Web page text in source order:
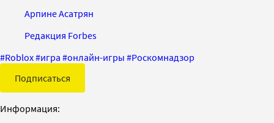
Арпине Асатрян
Редакция Forbes
#Roblox#игра #онлайн-игры #Роскомнадзор
Подписаться
Информация: